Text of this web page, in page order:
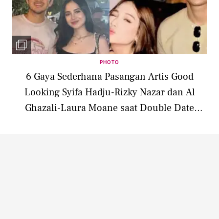
PHOTO
6 Gaya Sederhana Pasangan Artis Good
Looking Syifa Hadju-Rizky Nazar dan Al
Ghazali-Laura Moane saat Double Date